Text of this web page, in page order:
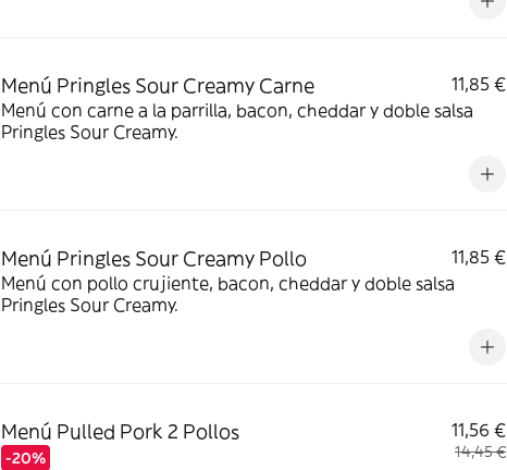
Menú Pringles Sour Creamy Carne
11,85 €
Menú con carne a la parrilla, bacon, cheddar y doble salsa
Pringles Sour Creamy.
Menú Pringles Sour Creamy Pollo
11,85 €
Menú con pollo crujiente, bacon, cheddar y doble salsa
Pringles Sour Creamy.
Menú Pulled Pork 2 Pollos
-20%
11,56 €
14,45 €